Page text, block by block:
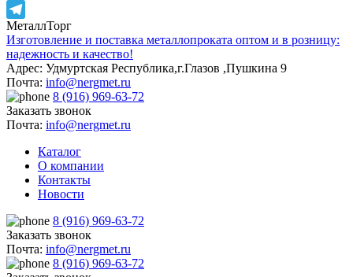
Telegram
МеталлТорг
Изготовление и поставка металлопроката оптом и в розницу:
надежность и качество!
Адрес: Удмуртская Республика,г.Глазов ,Пушкина 9
Почта: info@nergmet.ru
8 (916) 969-63-72
Заказать звонок
Почта: info@nergmet.ru
Каталог
О компании
Контакты
Новости
8 (916) 969-63-72
Заказать звонок
Почта: info@nergmet.ru
8 (916) 969-63-72